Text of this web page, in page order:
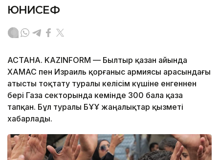
ЮНИСЕФ
АСТАНА. KAZINFORM — Былтыр қазан айында
ХАМАС пен Израиль қорғаныс армиясы арасындағы
атысты тоқтату туралы келісім күшіне енгеннен
бері Газа секторында кемінде 300 бала қаза
тапқан. Бұл туралы БҰҰ жаңалықтар қызметі
хабарлады.